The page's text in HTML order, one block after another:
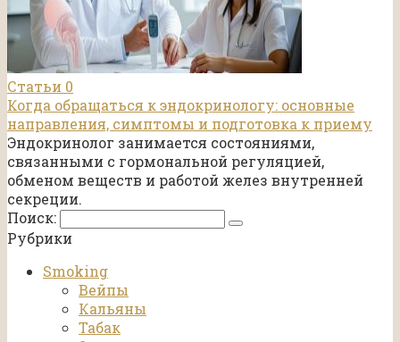
Статьи 0
Когда обращаться к эндокринологу: основные
направления, симптомы и подготовка к приему
Эндокринолог занимается состояниями,
связанными с гормональной регуляцией,
обменом веществ и работой желез внутренней
секреции.
Поиск:
Рубрики
Smoking
Вейпы
Кальяны
Табак